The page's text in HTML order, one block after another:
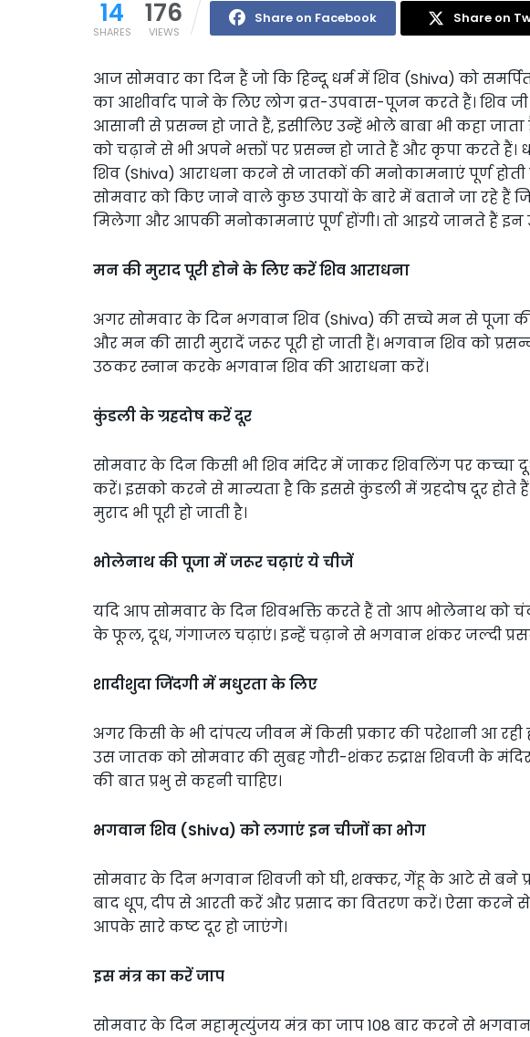
14
SHARES
176
VIEWS
Share on Facebook Share on
आज सोमवार का दिन हैं जो कि हिन्दू धर्म में शिव (Shiva) को
का आशीर्वाद पाने के लिए लोग व्रत-उपवास-पूजन करते हैं। शिव जी
आसानी से प्रसन्न हो जाते हैं, इसीलिए उन्हें भोले बाबा भी कहा
को चढ़ाने से भी अपने भक्तों पर प्रसन्न हो जाते हैं और कृपा करते हैं।
शिव (Shiva) आराधना करने से जातकों की मनोकामनाएं पूर्ण
सोमवार को किए जाने वाले कुछ उपायों के बारे में बताने जा रहे हैं
मिलेगा और आपकी मनोकामनाएं पूर्ण होंगी। तो आइये जानते हैं इन
मन की मुराद पूरी होने के लिए करें शिव आराधना
अगर सोमवार के दिन भगवान शिव (Shiva) की सच्चे मन से पूजा
और मन की सारी मुरादें जरूर पूरी हो जाती हैं। भगवान शिव को
उठकर स्नान करके भगवान शिव की आराधना करें।
कुंडली के ग्रहदोष करें दूर
सोमवार के दिन किसी भी शिव मंदिर में जाकर शिवलिंग पर कच्चा
करें। इसको करने से मान्यता है कि इससे कुंडली में ग्रहदोष दूर होते
मुराद भी पूरी हो जाती है।
भोलेनाथ की पूजा में जरूर चढ़ाएं ये चीजें
यदि आप सोमवार के दिन शिवभक्ति करते हैं तो आप भोलेनाथ को
के फूल, दूध, गंगाजल चढ़ाएं। इन्हें चढ़ाने से भगवान शंकर जल्दी
शादीशुदा जिंदगी में मधुरता के लिए
अगर किसी के भी दांपत्य जीवन में किसी प्रकार की परेशानी आ रही
उस जातक को सोमवार की सुबह गौरी-शंकर रुद्राक्ष शिवजी के
की बात प्रभु से कहनी चाहिए।
भगवान शिव (Shiva) को लगाएं इन चीजों का भोग
सोमवार के दिन भगवान शिवजी को घी, शक्कर, गेंहू के आटे से बने
बाद धूप, दीप से आरती करें और प्रसाद का वितरण करें। ऐसा करने
आपके सारे कष्ट दूर हो जाएंगे।
इस मंत्र का करें जाप
सोमवार के दिन महामृत्युंजय मंत्र का जाप 108 बार करने से भगवान